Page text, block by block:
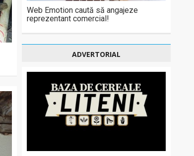
Web Emotion caută să angajeze
reprezentant comercial!
ADVERTORIAL